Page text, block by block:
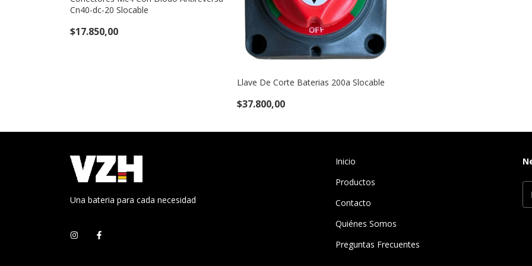
Cn40-dc-20 Slocable
$17.850,00
Llave De Corte Baterias 200a Slocable
$37.800,00
Una bateria para cada necesidad
Inicio
Productos
Contacto
Quiénes Somos
Preguntas Frecuentes